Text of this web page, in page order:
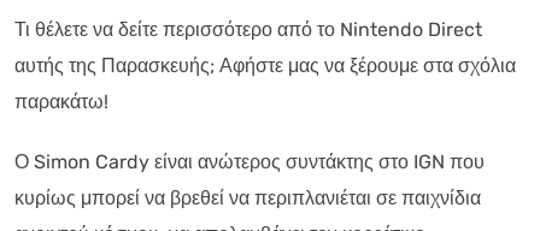
Τι θέλετε να δείτε περισσότερο από το Nintendo Direct
αυτής της Παρασκευής; Αφήστε μας να ξέρουμε στα σχόλια
παρακάτω!
Ο Simon Cardy είναι ανώτερος συντάκτης στο IGN που
κυρίως μπορεί να βρεθεί να περιπλανιέται σε παιχνίδια